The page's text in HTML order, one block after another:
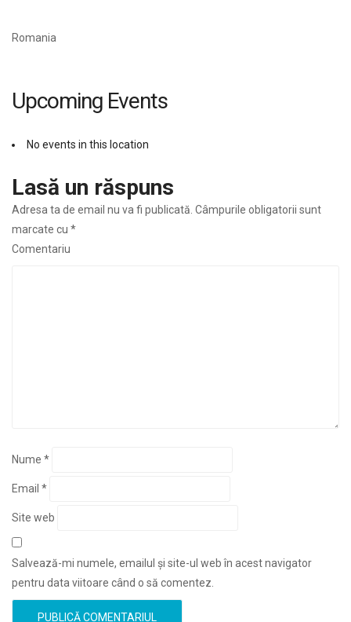
Romania
Upcoming Events
No events in this location
Lasă un răspuns
Adresa ta de email nu va fi publicată. Câmpurile obligatorii sunt
marcate cu *
Comentariu
Nume *
Email *
Site web
Salvează-mi numele, emailul și site-ul web în acest navigator
pentru data viitoare când o să comentez.